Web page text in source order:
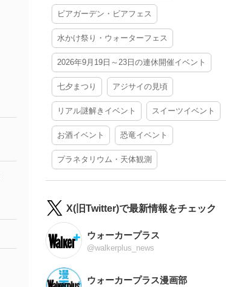
ビアガーデン・ビアフェス
水かけ祭り・ウォーターフェス
2026年9月19日～23日の連休開催イベント
七夕まつり アジサイの見頃
リアル謎解きイベント スイーツイベント
お酒イベント 恐竜イベント
プラネタリウム・天体観測
X(旧Twitter)で最新情報をチェック
ウォーカープラス
@walkerplus_news
ウォーカープラス漫画部